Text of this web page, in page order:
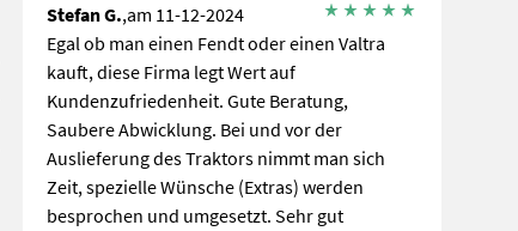
Stefan G.,am 11-12-2024
Egal ob man einen Fendt oder einen Valtra
kauft, diese Firma legt Wert auf
Kundenzufriedenheit. Gute Beratung,
Saubere Abwicklung. Bei und vor der
Auslieferung des Traktors nimmt man sich
Zeit, spezielle Wünsche (Extras) werden
besprochen und umgesetzt. Sehr gut